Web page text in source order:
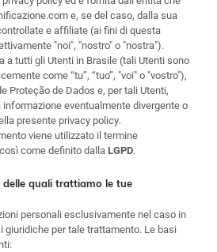
e, se del caso, dalla sua
e affiliate (ai fini di questa
"noi", "nostro" o "nostra").
a tutti gli Utenti in Brasile (tali Utenti sono
come “tu”, “tuo”, "voi" o "vostro"),
Proteção de Dados e, per tali Utenti,
eventualmente divergente o
presente privacy policy.
viene utilizzato il termine
come definito dalla LGPD.
quali trattiamo le tue
personali esclusivamente nel caso in
per tale trattamento. Le basi